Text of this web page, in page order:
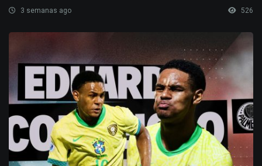
3 semanas ago 526